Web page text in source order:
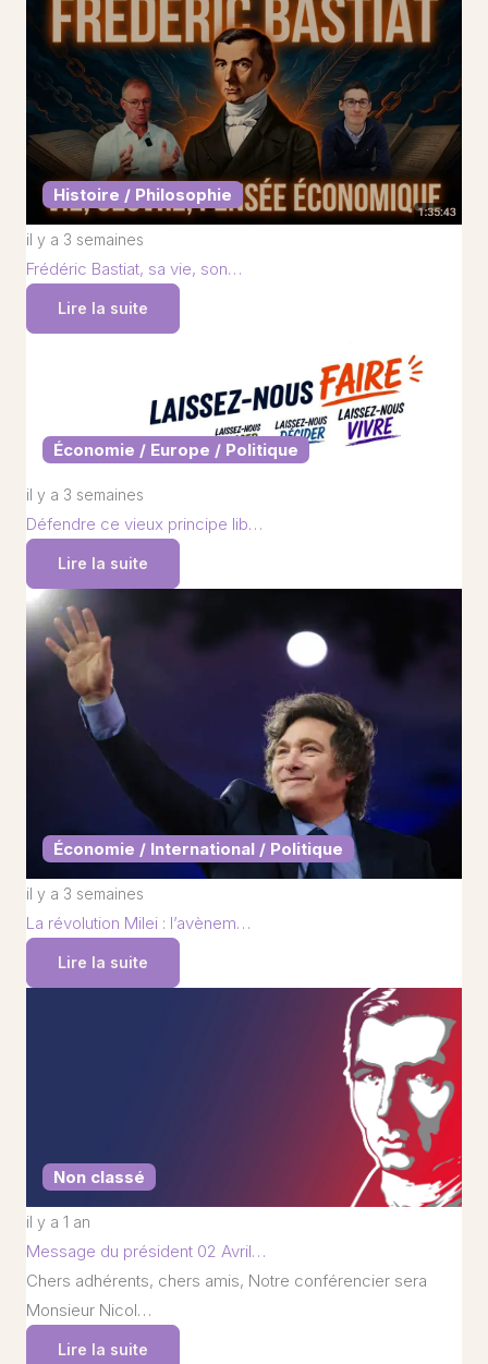
Histoire / Philosophie
il y a 3 semaines
Frédéric Bastiat, sa vie, son…
Lire la suite
Économie / Europe / Politique
il y a 3 semaines
Défendre ce vieux principe lib…
Lire la suite
Économie / International / Politique
il y a 3 semaines
La révolution Milei : l’avènem…
Lire la suite
Non classé
il y a 1 an
Message du président 02 Avril…
Chers adhérents, chers amis, Notre conférencier sera
Monsieur Nicol…
Lire la suite